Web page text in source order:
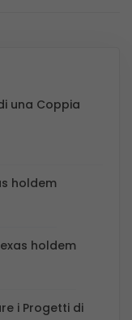
una Coppia
holdem
holdem
i Progetti di